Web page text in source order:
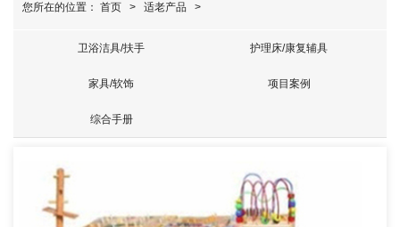
您所在的位置： 首页 > 适老产品 >
卫浴洁具/扶手 护理床/康复辅具
家具/软饰 项目案例
综合手册